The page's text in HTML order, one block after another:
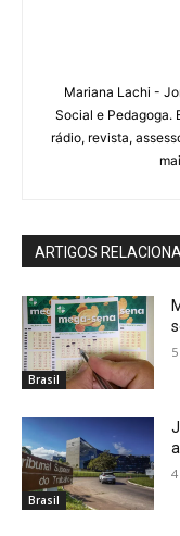
Mariana Lachi -
Social e Pedagoga.
rádio, revista,
ARTIGOS
Brasil
Brasil